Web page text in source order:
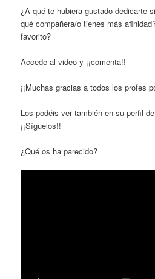
¿A qué te hubiera gustado dedicarte
qué compañera/o tienes más
favorito?
Accede al video y ¡¡comenta!!
¡¡Muchas gracias a todos los profes
Los podéis ver también en su perfil
¡¡Síguelos!!
¿Qué os ha parecido?